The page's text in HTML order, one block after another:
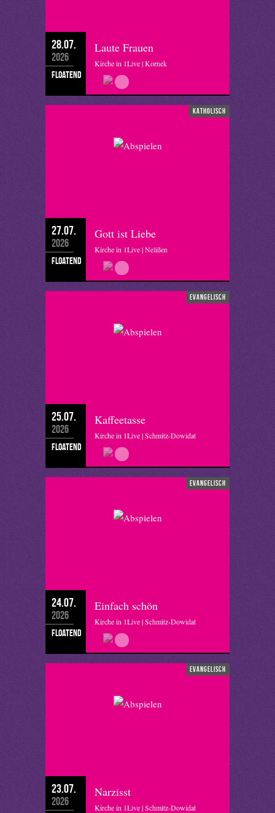
28.07.
2026
floatend
Laute Frauen
Kirche in 1Live | Kornek
katholisch
27.07.
2026
floatend
Gott ist Liebe
Kirche in 1Live | Nelißen
evangelisch
25.07.
2026
floatend
Kaffeetasse
Kirche in 1Live | Schmitz-Dowidat
evangelisch
24.07.
2026
floatend
Einfach schön
Kirche in 1Live | Schmitz-Dowidat
evangelisch
23.07.
2026
Narzisst
Kirche in 1Live | Schmitz-Dowidat